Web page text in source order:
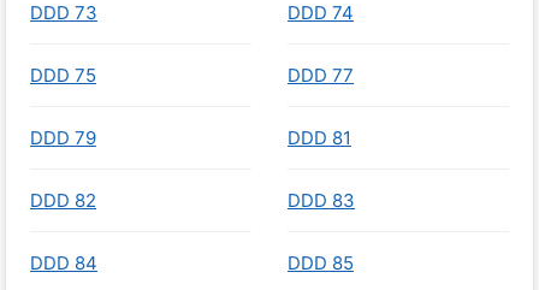
DDD 73 DDD 74
DDD 75 DDD 77
DDD 79 DDD 81
DDD 82 DDD 83
DDD 84 DDD 85